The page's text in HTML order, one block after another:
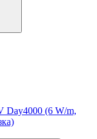
Day4000 (6 W/m,